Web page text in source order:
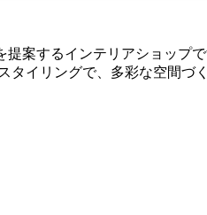
案するインテリアショップで
タイリングで、多彩な空間づ